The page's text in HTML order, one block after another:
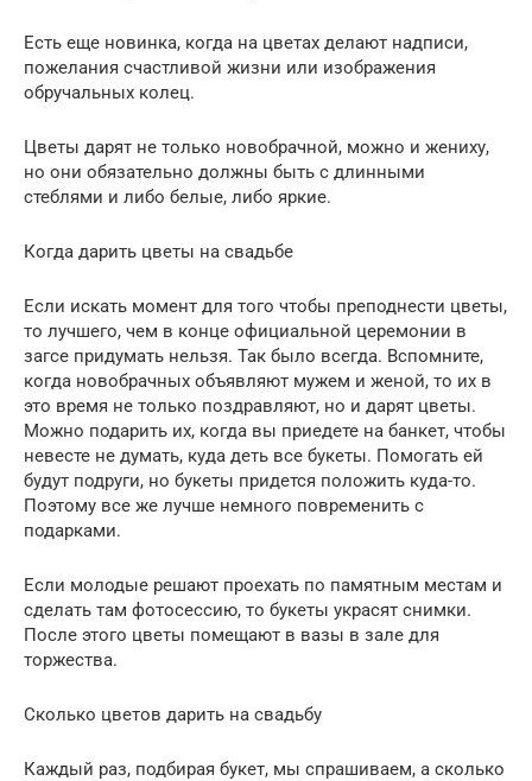
Есть еще новинка, когда на цветах делают надписи,
пожелания счастливой жизни или изображения
обручальных колец.
Цветы дарят не только новобрачной, можно и жениху,
но они обязательно должны быть с длинными
стеблями и либо белые, либо яркие.
Когда дарить цветы на свадьбе
Если искать момент для того чтобы преподнести цветы,
то лучшего, чем в конце официальной церемонии в
загсе придумать нельзя. Так было всегда. Вспомните,
когда новобрачных объявляют мужем и женой, то их в
это время не только поздравляют, но и дарят цветы.
Можно подарить их, когда вы приедете на банкет, чтобы
невесте не думать, куда деть все букеты. Помогать ей
будут подруги, но букеты придется положить куда-то.
Поэтому все же лучше немного повременить с
подарками.
Если молодые решают проехать по памятным местам и
сделать там фотосессию, то букеты украсят снимки.
После этого цветы помещают в вазы в зале для
торжества.
Сколько цветов дарить на свадьбу
Каждый раз, подбирая букет, мы спрашиваем, а сколько